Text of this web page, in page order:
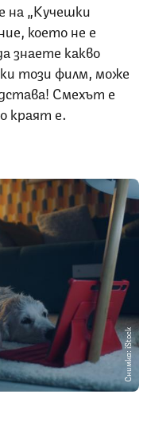
на „Кучешки
което не е
знаете какво
този филм, може
Смехът е
краят е…
Снимка: iStock